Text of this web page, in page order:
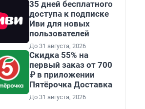
35 дней бесплатного
доступа к подписке
Иви для новых
пользователей
До 31 августа, 2026
Скидка 55% на
первый заказ от 700
₽ в приложении
Пятёрочка Доставка
До 31 августа, 2026